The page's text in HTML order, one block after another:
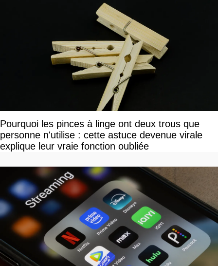
Pourquoi les pinces à linge ont deux trous que
personne n'utilise : cette astuce devenue virale
explique leur vraie fonction oubliée